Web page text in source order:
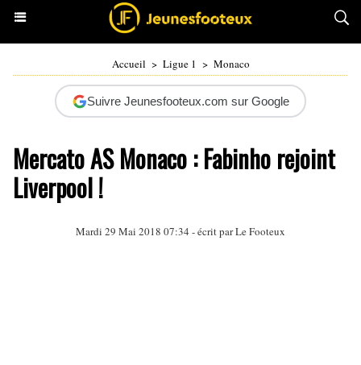
Accueil > Ligue 1 > Monaco
Suivre Jeunesfooteux.com sur Google
Mercato AS Monaco : Fabinho rejoint
Liverpool !
Mardi 29 Mai 2018 07:34 - écrit par Le Footeux